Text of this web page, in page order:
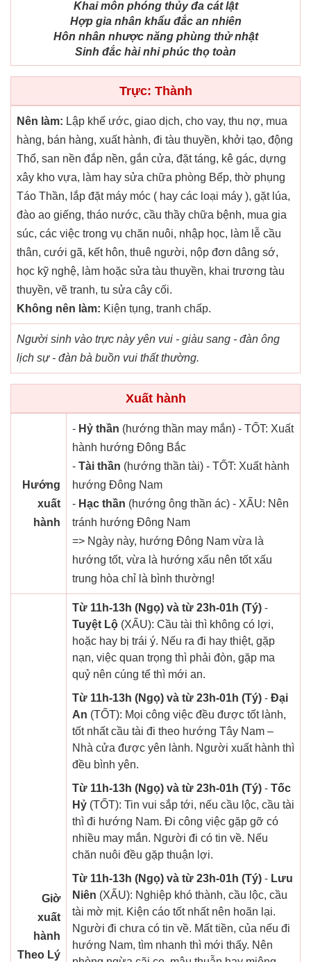
Khai môn phóng thủy đa cát lật
Hợp gia nhân khẩu đắc an nhiên
Hôn nhân nhược năng phùng thử nhật
Sinh đắc hài nhi phúc thọ toàn
Trực: Thành
Nên làm: Lập khế ước, giao dịch, cho vay, thu nợ, mua
hàng, bán hàng, xuất hành, đi tàu thuyền, khởi tạo, động
Thổ, san nền đắp nền, gắn cửa, đặt táng, kê gác, dựng
xây kho vựa, làm hay sửa chữa phòng Bếp, thờ phụng
Táo Thần, lắp đặt máy móc ( hay các loại máy ), gặt lúa,
đào ao giếng, tháo nước, cầu thầy chữa bệnh, mua gia
súc, các việc trong vụ chăn nuôi, nhập học, làm lễ cầu
thân, cưới gã, kết hôn, thuê người, nộp đơn dâng sớ,
học kỹ nghệ, làm hoặc sửa tàu thuyền, khai trương tàu
thuyền, vẽ tranh, tu sửa cây cối.
Không nên làm: Kiện tụng, tranh chấp.
Người sinh vào trực này yên vui - giàu sang - đàn ông
lịch sự - đàn bà buồn vui thất thường.
Xuất hành
Hướng
xuất
hành
- Hỷ thần (hướng thần may mắn) - TỐT: Xuất
hành hướng Đông Bắc
- Tài thần (hướng thần tài) - TỐT: Xuất hành
hướng Đông Nam
- Hạc thần (hướng ông thần ác) - XẤU: Nên
tránh hướng Đông Nam
=> Ngày này, hướng Đông Nam vừa là
hướng tốt, vừa là hướng xấu nên tốt xấu
trung hòa chỉ là bình thường!
Giờ
xuất
hành
Theo Lý
Từ 11h-13h (Ngọ) và từ 23h-01h (Tý) -
Tuyệt Lộ (XẤU): Cầu tài thì không có lợi,
hoặc hay bị trái ý. Nếu ra đi hay thiệt, gặp
nạn, việc quan trọng thì phải đòn, gặp ma
quỷ nên cúng tế thì mới an.
Từ 11h-13h (Ngọ) và từ 23h-01h (Tý) - Đại
An (TỐT): Mọi công việc đều được tốt lành,
tốt nhất cầu tài đi theo hướng Tây Nam –
Nhà cửa được yên lành. Người xuất hành thì
đều bình yên.
Từ 11h-13h (Ngọ) và từ 23h-01h (Tý) - Tốc
Hỷ (TỐT): Tin vui sắp tới, nếu cầu lộc, cầu tài
thì đi hướng Nam. Đi công việc gặp gỡ có
nhiều may mắn. Người đi có tin về. Nếu
chăn nuôi đều gặp thuận lợi.
Từ 11h-13h (Ngọ) và từ 23h-01h (Tý) - Lưu
Niên (XẤU): Nghiệp khó thành, cầu lộc, cầu
tài mờ mịt. Kiện cáo tốt nhất nên hoãn lại.
Người đi chưa có tin về. Mất tiền, của nếu đi
hướng Nam, tìm nhanh thì mới thấy. Nên